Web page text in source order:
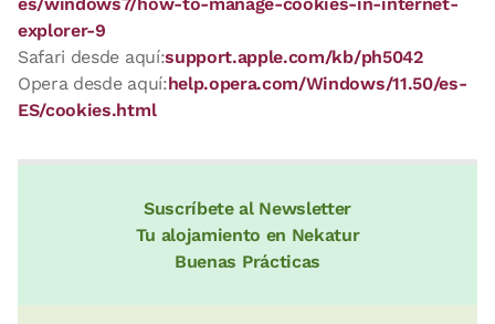
es/windows7/how-to-manage-cookies-in-internet-
explorer-9
Safari desde aquí:support.apple.com/kb/ph5042
Opera desde aquí:help.opera.com/Windows/11.50/es-
ES/cookies.html
Suscríbete al Newsletter
Tu alojamiento en Nekatur
Buenas Prácticas